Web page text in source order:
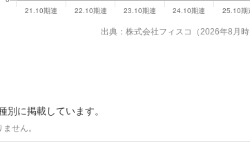
出典：株式会社フィスコ（2026年8月
に掲載しています。
せん。